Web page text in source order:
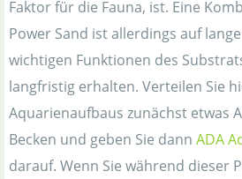
Faktor für die Fauna, ist. Eine
Power Sand ist allerdings auf
wichtigen Funktionen des
langfristig erhalten. Verteilen Sie
Aquarienaufbaus zunächst etwas
Becken und geben Sie dann ADA
darauf. Wenn Sie während dieser